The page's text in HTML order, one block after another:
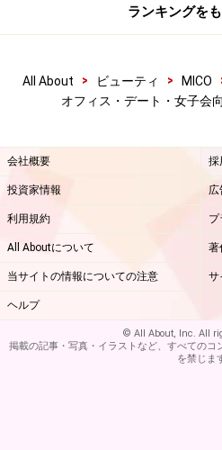
ランキングを
All About > ビューティ > MICO
オフィス・デート・女子会
会社概要 採
投資家情報 広
利用規約 プ
All Aboutについて 著
当サイトの情報についての注意 サ
ヘルプ
© All About, Inc. All
掲載の記事・写真・イラストなど、すべての
を禁じま